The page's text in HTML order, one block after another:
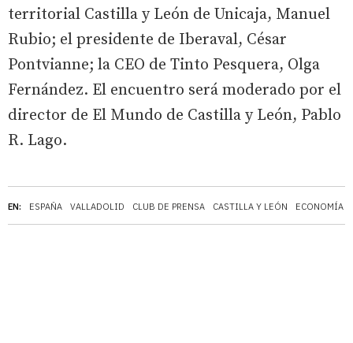
EN: ESPAÑA VALLADOLID CLUB DE PRENSA CASTILLA Y LEÓN ECONOMÍA
territorial Castilla y León de Unicaja, Manuel
Rubio; el presidente de Iberaval, César
Pontvianne; la CEO de Tinto Pesquera, Olga
Fernández. El encuentro será moderado por el
director de El Mundo de Castilla y León, Pablo
R. Lago.